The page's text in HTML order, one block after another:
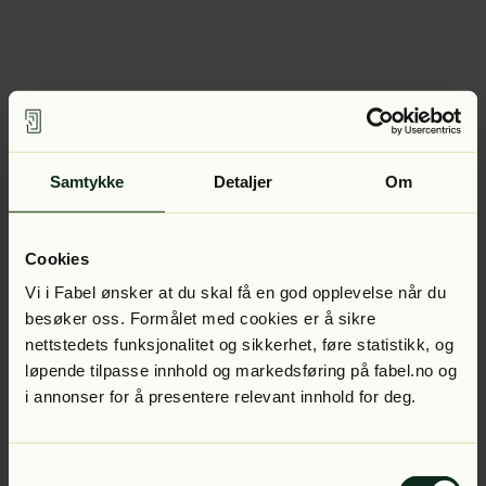
Samtykke Detaljer Om
Cookies
Vi i Fabel ønsker at du skal få en god opplevelse når du
besøker oss. Formålet med cookies er å sikre
nettstedets funksjonalitet og sikkerhet, føre statistikk, og
løpende tilpasse innhold og markedsføring på fabel.no og
i annonser for å presentere relevant innhold for deg.